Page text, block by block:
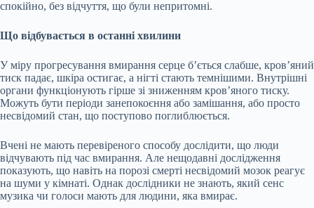
спокійно, без відчуття, що були непритомні.
Що відбувається в останні хвилини
У міру прогресування вмирання серце б’ється слабше, кров’яний
тиск падає, шкіра остигає, а нігті стають темнішими. Внутрішні
органи функціонують гірше зі зниженням кров’яного тиску.
Можуть бути періоди занепокоєння або замішання, або просто
несвідомий стан, що поступово поглиблюється.
Вчені не мають перевіреного способу дослідити, що люди
відчувають під час вмирання. Але нещодавні дослідження
показують, що навіть на порозі смерті несвідомий мозок реагує
на шуми у кімнаті. Однак дослідники не знають, який сенс
музика чи голоси мають для людини, яка вмирає.